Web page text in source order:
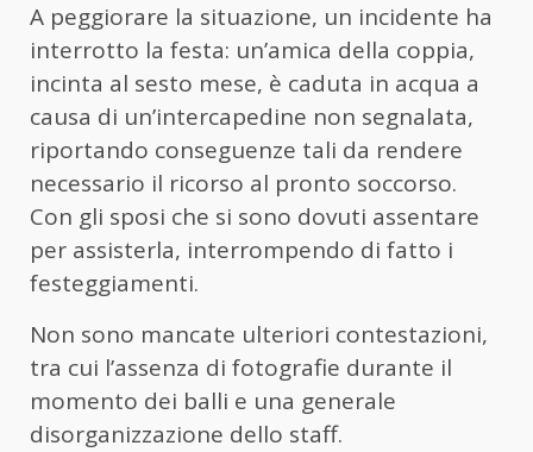
A peggiorare la situazione, un incidente ha
interrotto la festa: un’amica della coppia,
incinta al sesto mese, è caduta in acqua a
causa di un’intercapedine non segnalata,
riportando conseguenze tali da rendere
necessario il ricorso al pronto soccorso.
Con gli sposi che si sono dovuti assentare
per assisterla, interrompendo di fatto i
festeggiamenti.
Non sono mancate ulteriori contestazioni,
tra cui l’assenza di fotografie durante il
momento dei balli e una generale
disorganizzazione dello staff.